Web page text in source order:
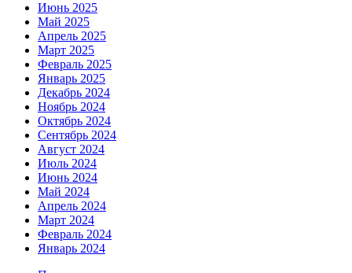
Июнь 2025
Май 2025
Апрель 2025
Март 2025
Февраль 2025
Январь 2025
Декабрь 2024
Ноябрь 2024
Октябрь 2024
Сентябрь 2024
Август 2024
Июль 2024
Июнь 2024
Май 2024
Апрель 2024
Март 2024
Февраль 2024
Январь 2024